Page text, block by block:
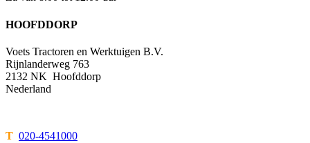
HOOFDDORP
Voets Tractoren en Werktuigen B.V.
Rijnlanderweg 763
2132 NK Hoofddorp
Nederland
T 020-4541000